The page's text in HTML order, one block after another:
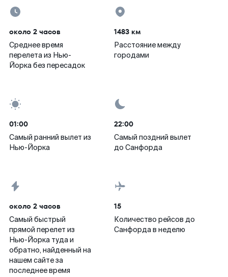
около 2 часов
Среднее время
перелета из Нью-
Йорка без пересадок
1483 км
Расстояние между
городами
01:00
Самый ранний вылет из
Нью-Йорка
22:00
Самый поздний вылет
до Санфорда
около 2 часов
Самый быстрый
прямой перелет из
Нью-Йорка туда и
обратно, найденный на
нашем сайте за
последнее время
15
Количество рейсов до
Санфорда в неделю